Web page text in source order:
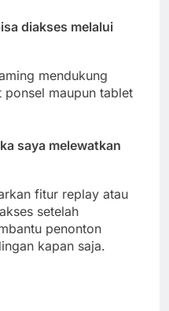
diakses melalui
mendukung
maupun tablet
saya melewatkan
fitur replay atau
setelah
penonton
kapan saja.